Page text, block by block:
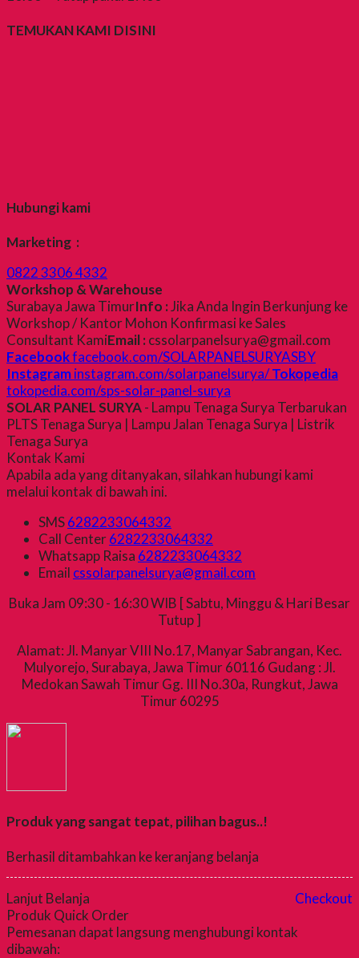
TEMUKAN KAMI DISINI
Hubungi kami
Marketing :
0822 3306 4332
Workshop & Warehouse
Surabaya Jawa TimurInfo :Jika Anda Ingin Berkunjung ke
Workshop / Kantor Mohon Konfirmasi ke Sales
Consultant KamiEmail : cssolarpanelsurya@gmail.com
Facebookfacebook.com/SOLARPANELSURYASBY
Instagraminstagram.com/solarpanelsurya/Tokopedia
tokopedia.com/sps-solar-panel-surya
SOLAR PANEL SURYA- Lampu Tenaga Surya Terbarukan
PLTS Tenaga Surya | Lampu Jalan Tenaga Surya | Listrik
Tenaga Surya
Kontak Kami
Apabila ada yang ditanyakan, silahkan hubungi kami
melalui kontak di bawah ini.
SMS6282233064332
Call Center6282233064332
Whatsapp Raisa 6282233064332
Email cssolarpanelsurya@gmail.com
Buka Jam 09:30 - 16:30 WIB [ Sabtu, Minggu & Hari Besar
Tutup ]
Alamat: Jl. Manyar VIII No.17, Manyar Sabrangan, Kec.
Mulyorejo, Surabaya, Jawa Timur 60116 Gudang : Jl.
Medokan Sawah Timur Gg. III No.30a, Rungkut, Jawa
Timur 60295
Produk yang sangat tepat, pilihan bagus..!
Berhasil ditambahkan ke keranjang belanja
Lanjut Belanja
Checkout
Produk Quick Order
Pemesanan dapat langsung menghubungi kontak
dibawah: